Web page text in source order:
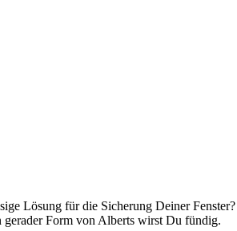
Lösung für die Sicherung Deiner Fenster?
gerader Form von Alberts wirst Du fündig.